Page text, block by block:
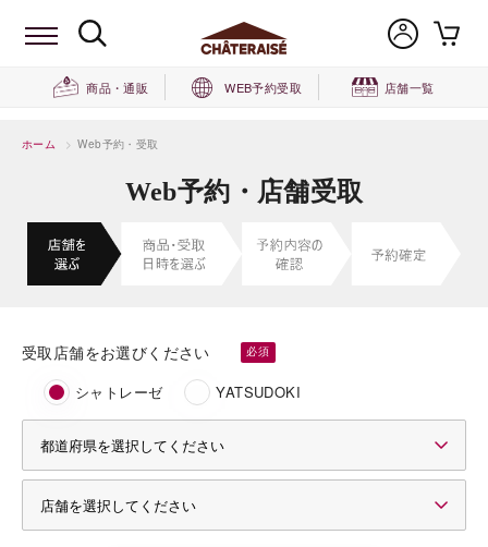
商品・通販 WEB予約受取 店舗一覧
ホーム > Web予約・受取
Web予約・店舗受取
受取店舗をお選びください
シャトレーゼ YATSUDOKI